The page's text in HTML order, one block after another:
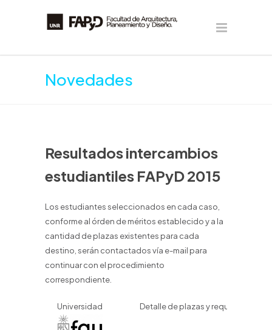
Novedades
Resultados intercambios
estudiantiles FAPyD 2015
Los estudiantes seleccionados en cada caso,
conforme al órden de méritos establecido y a la
cantidad de plazas existentes para cada
destino, serán contactados vía e-mail para
continuar con el procedimiento
correspondiente.
Universidad Detalle de plazas y requisitos